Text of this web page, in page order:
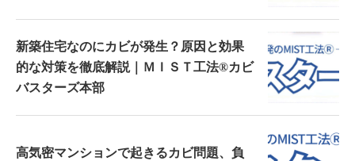
新築住宅なのにカビが発生？原因と効果
的な対策を徹底解説｜ＭＩＳＴ工法®カビ
バスターズ本部
高気密マンションで起きるカビ問題、負